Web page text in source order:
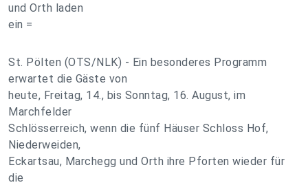
und Orth laden
ein =
St. Pölten (OTS/NLK) - Ein besonderes Programm
erwartet die Gäste von
heute, Freitag, 14., bis Sonntag, 16. August, im
Marchfelder
Schlösserreich, wenn die fünf Häuser Schloss Hof,
Niederweiden,
Eckartsau, Marchegg und Orth ihre Pforten wieder für
die